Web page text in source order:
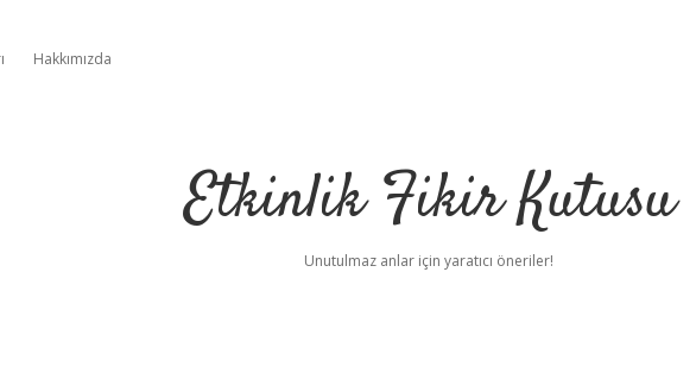
Hakkımızda
Etkinlik Fikir Kutusu
Unutulmaz anlar için yaratıcı öneriler!